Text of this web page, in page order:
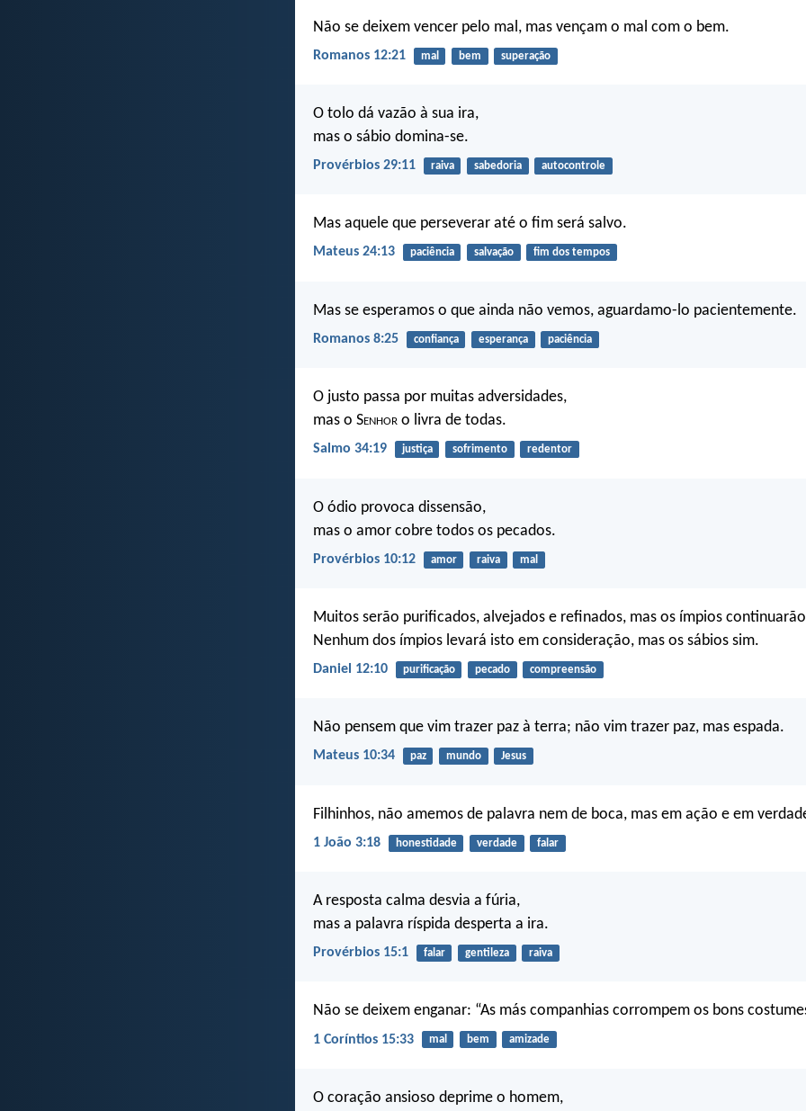
Não se deixem vencer pelo mal, mas vençam o mal com o bem.
Romanos 12:21 mal bem superação
O tolo dá vazão à sua ira,
mas o sábio domina-se.
Provérbios 29:11 raiva sabedoria autocontrole
Mas aquele que perseverar até o fim será salvo.
Mateus 24:13 paciência salvação fim dos tempos
Mas se esperamos o que ainda não vemos, aguardamo-lo pacientemente.
Romanos 8:25 confiança esperança paciência
O justo passa por muitas adversidades,
mas o Senhor o livra de todas.
Salmo 34:19 justiça sofrimento redentor
O ódio provoca dissensão,
mas o amor cobre todos os pecados.
Provérbios 10:12 amor raiva mal
Muitos serão purificados, alvejados e refinados, mas os ímpios
Nenhum dos ímpios levará isto em consideração, mas os sábios sim.
Daniel 12:10 purificação pecado compreensão
Não pensem que vim trazer paz à terra; não vim trazer paz, mas espada.
Mateus 10:34 paz mundo Jesus
Filhinhos, não amemos de palavra nem de boca, mas em ação e em
1 João 3:18 honestidade verdade falar
A resposta calma desvia a fúria,
mas a palavra ríspida desperta a ira.
Provérbios 15:1 falar gentileza raiva
Não se deixem enganar: “As más companhias corrompem os bons
1 Coríntios 15:33 mal bem amizade
O coração ansioso deprime o homem,